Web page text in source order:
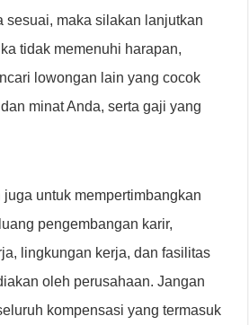
sesuai, maka silakan lanjutkan
tidak memenuhi harapan,
lowongan lain yang cocok
minat Anda, serta gaji yang
untuk mempertimbangkan
pengembangan karir,
lingkungan kerja, dan fasilitas
oleh perusahaan. Jangan
kompensasi yang termasuk